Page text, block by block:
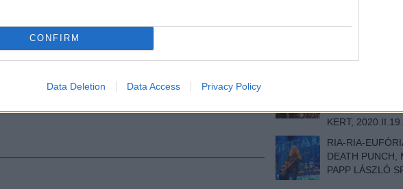
CONFIRM
Data Deletion Data Access Privacy Policy
EGY
NAPLÓJA -
MÉLY
LEPROUS,
KERT, 2020.II.19.
RIA-RIA-
DEATH PUNCH,
PAPP LÁSZLÓ